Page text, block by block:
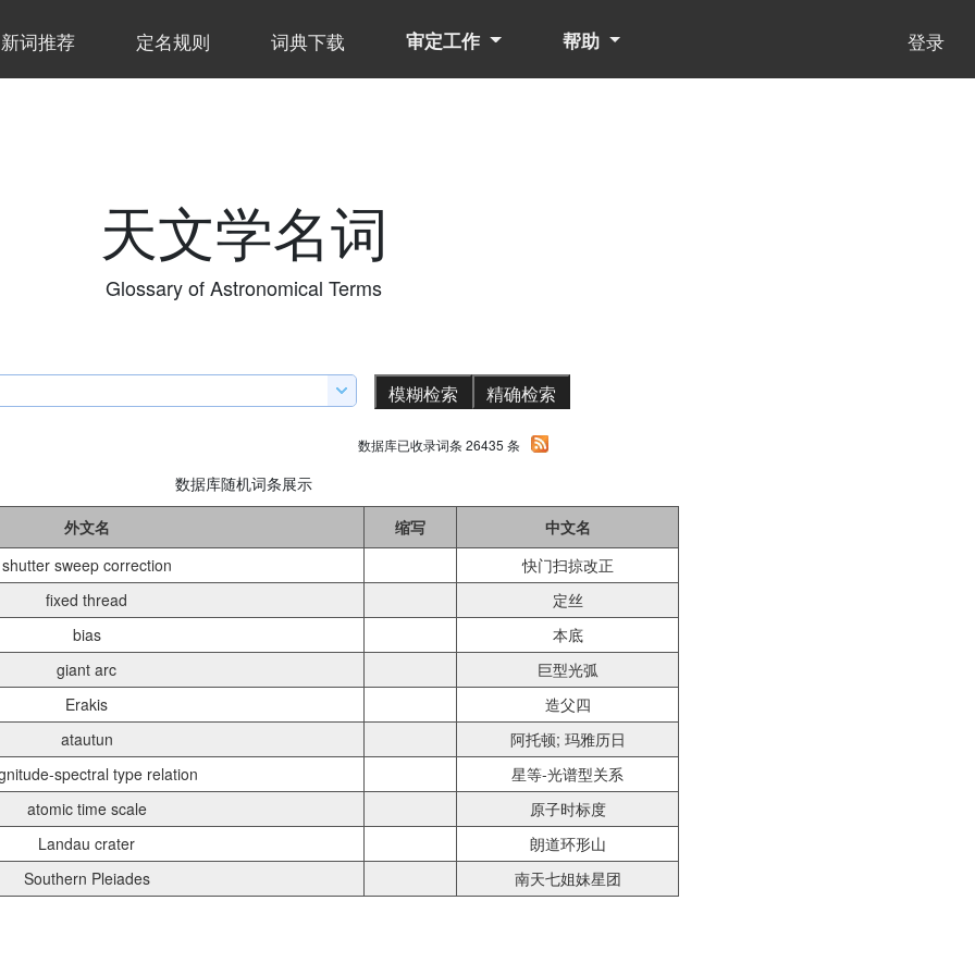
新词推荐 定名规则 词典下载 审定工作 帮助 登录
天文学名词
Glossary of Astronomical Terms
数据库已收录词条 26435 条
数据库随机词条展示
外文名
缩写
中文名
shutter sweep correction
快门扫掠改正
fixed thread
定丝
bias
本底
giant arc
巨型光弧
Erakis
造父四
atautun
阿托顿; 玛雅历日
spectral type relation
星等-光谱型关系
atomic time scale
原子时标度
Landau crater
朗道环形山
Southern Pleiades
南天七姐妹星团